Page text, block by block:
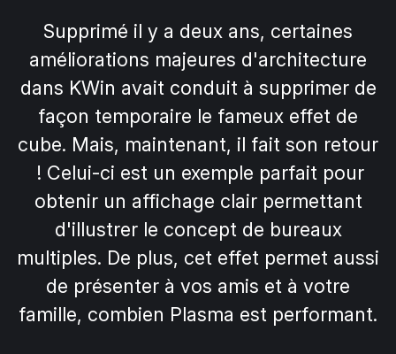
Supprimé il y a deux ans, certaines
améliorations majeures d'architecture
dans KWin avait conduit à supprimer de
façon temporaire le fameux effet de
cube. Mais, maintenant, il fait son retour
! Celui-ci est un exemple parfait pour
obtenir un affichage clair permettant
d'illustrer le concept de bureaux
multiples. De plus, cet effet permet aussi
de présenter à vos amis et à votre
famille, combien Plasma est performant.